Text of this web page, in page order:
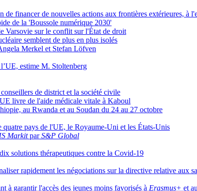
de financer de nouvelles actions aux frontières extérieures, à
de la 'Boussole numérique 2030'
Varsovie sur le conflit sur l'État de droit
semblent de plus en plus isolés
Merkel et Stefan Löfven
estime M. Stoltenberg
de district et la société civile
livre de l'aide médicale vitale à Kaboul
au Rwanda et au Soudan du 24 au 27 octobre
quatre pays de l'UE, le Royaume-Uni et les États-Unis
MarkitparS&P Global
solutions thérapeutiques contre la Covid-19
rapidement les négociations sur la directive relative aux
à garantir l'accès des jeunes moins favorisés à Erasmus+ et